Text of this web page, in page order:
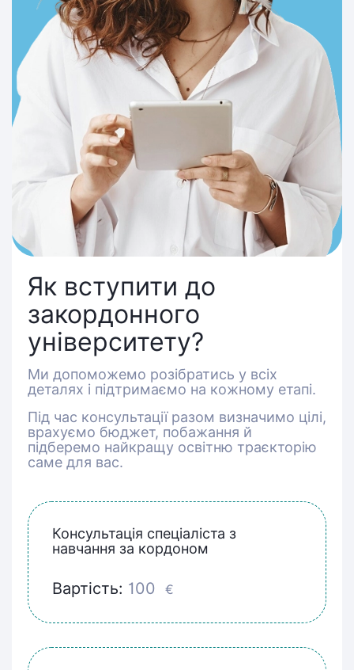
Як вступити до
закордонного
університету?
Ми допоможемо розібратись у всіх
деталях і підтримаємо на кожному етапі.
Під час консультації разом визначимо цілі,
врахуємо бюджет, побажання й
підберемо найкращу освітню траєкторію
саме для вас.
Консультація спеціаліста з
навчання за кордоном
Вартість: 100 €